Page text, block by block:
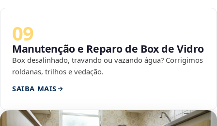
09
Manutenção e Reparo de Box de Vidro
Box desalinhado, travando ou vazando água? Corrigimos
roldanas, trilhos e vedação.
SAIBA MAIS